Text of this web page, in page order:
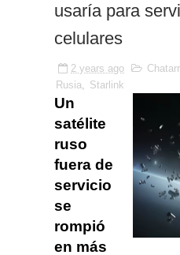
usaría para
celulares
2 years ago
Rusia, Starlink
Un
satélite
ruso
fuera de
servicio
se
rompió
en más